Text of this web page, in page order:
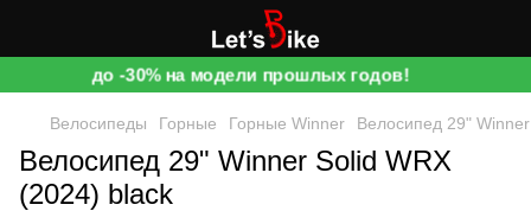
до -30% на модели прошлых годов!
Велосипеды Горные Горные Winner Велосипед 29"
Велосипед 29" Winner Solid WRX
(2024) black